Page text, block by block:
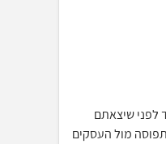
לפני שיצאתם
ולהזמין אונליין, פורטל ביז 360 מסונכרן ביומן תפוסה מול העסקים